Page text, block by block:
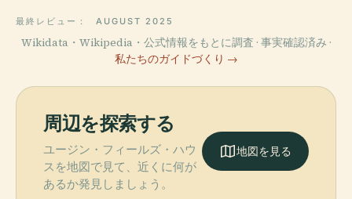
最終レビュー： AUGUST 2025
Wikidata・Wikipedia・公式情報をもとに調査 · 事実確認済み ·
私たちのガイドづくり →
周辺を探索する
ユージン・フィールズ・ハウ
スを地図で見て、近くに何が
あるか発見しましょう。
地図を見る